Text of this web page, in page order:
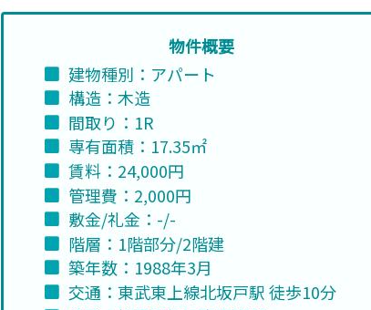
物件概要
建物種別：アパート
構造：木造
間取り：1R
専有面積：17.35㎡
賃料：24,000円
管理費：2,000円
敷金/礼金：-/-
階層：1階部分/2階建
築年数：1988年3月
交通：東武東上線北坂戸駅 徒歩10分